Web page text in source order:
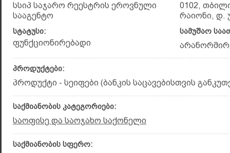
სსიპ საჯარო რეესტრის ეროვნული
სააგენტო
0102,
რაიონი, დ.
სტატუსი:
ფუნქციონირებადი
სამუშაო
პროდუქტები:
პროდუქტი - სეიფები (ბანკის საცავებისთვის
საქმიანობის კატეგორიები:
საოფისე და საოჯახო საქონელი
საქმიანობის სფერო: